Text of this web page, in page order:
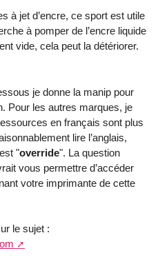
à jet d’encre, ce sport est utile
à pomper de l’encre liquide
vide, cela peut la détériorer.
je donne la manip pour
Pour les autres marques, je
en français sont plus
lire l’anglais,
"override". La question
vous permettre d’accéder
votre imprimante de cette
le sujet :